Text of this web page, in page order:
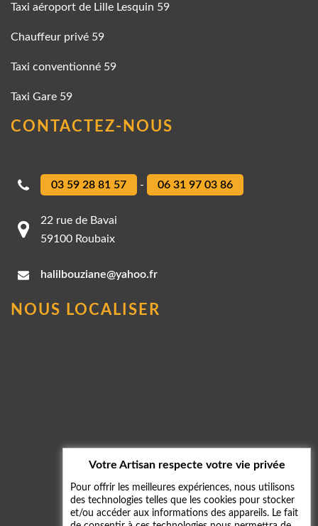
Taxi aéroport de Lille Lesquin 59
Chauffeur privé 59
Taxi conventionné 59
Taxi Gare 59
CONTACTEZ-NOUS
03 59 28 81 57 - 06 31 97 03 86
22 rue de Bavai
59100 Roubaix
halilbouziane@yahoo.fr
NOUS LOCALISER
Votre Artisan respecte votre vie privée
Pour offrir les meilleures expériences, nous utilisons
des technologies telles que les cookies pour stocker
et/ou accéder aux informations des appareils. Le fait